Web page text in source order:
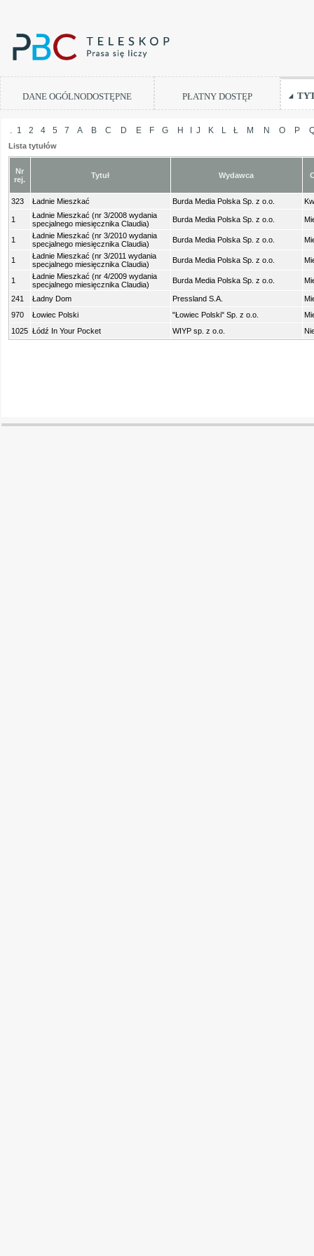
DANE OGÓLNODOSTĘPNE PŁATNY DOSTĘP
. 1 2 4 5 7 A B C D E F G H J K L Ł M N O P
Lista tytułów
Nr
rej.
Tytuł Wydawca
323 Ładnie Mieszkać Burda Media Polska Sp. z o.o.
1
Ładnie Mieszkać (nr 3/2008 wydania
specjalnego miesięcznika Claudia)
Burda Media Polska Sp. z o.o.
1
Ładnie Mieszkać (nr 3/2010 wydania
specjalnego miesięcznika Claudia)
Burda Media Polska Sp. z o.o.
1
Ładnie Mieszkać (nr 3/2011 wydania
specjalnego miesięcznika Claudia)
Burda Media Polska Sp. z o.o.
1
Ładnie Mieszkać (nr 4/2009 wydania
specjalnego miesięcznika Claudia)
Burda Media Polska Sp. z o.o.
241 Ładny Dom Pressland S.A.
970
Łowiec Polski "Łowiec Polski" Sp. z o.o.
1025 Łódź In Your Pocket WIYP sp. z o.o.